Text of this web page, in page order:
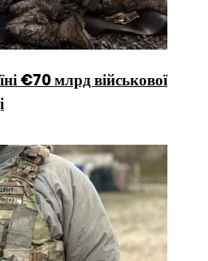
€70 млрд військової